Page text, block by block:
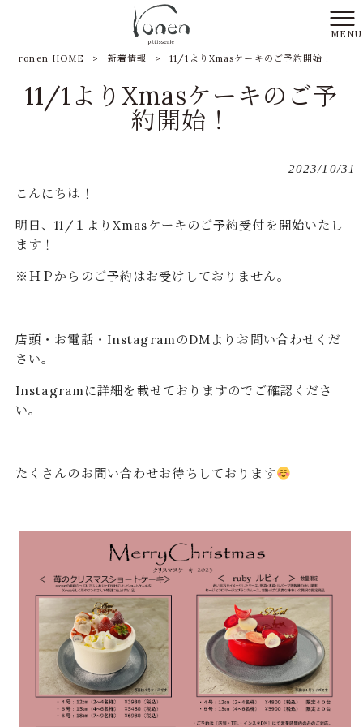
MENU
ronen HOME > 新着情報 > 11/1よりXmasケーキのご予約開始！
11/1よりXmasケーキのご予
約開始！
2023/10/31
こんにちは！
明日、11/１よりXmasケーキのご予約受付を開始いたし
ます！
※ＨＰからのご予約はお受けしておりません。
店頭・お電話・InstagramのDMよりお問い合わせくだ
さい。
Instagramに詳細を載せておりますのでご確認くださ
い。
たくさんのお問い合わせお待ちしております